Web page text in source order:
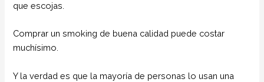
que escojas.
Comprar un smoking de buena calidad puede costar
muchísimo.
Y la verdad es que la mayoría de personas lo usan una